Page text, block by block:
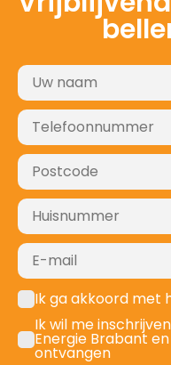
Ik ga akkoord met
Ik wil me
Energie Brabant
ontvangen